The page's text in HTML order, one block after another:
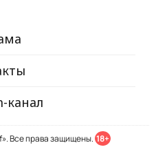
канал
Все права защищены. 18+